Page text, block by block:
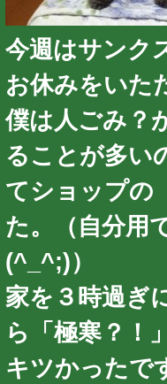
今週はサンク
お休みをいた
僕は人ごみ？
ることが多い
てショップの
た。（自分用
(^_^;)）
家を３時過ぎ
ら「極寒？！
キツかったで